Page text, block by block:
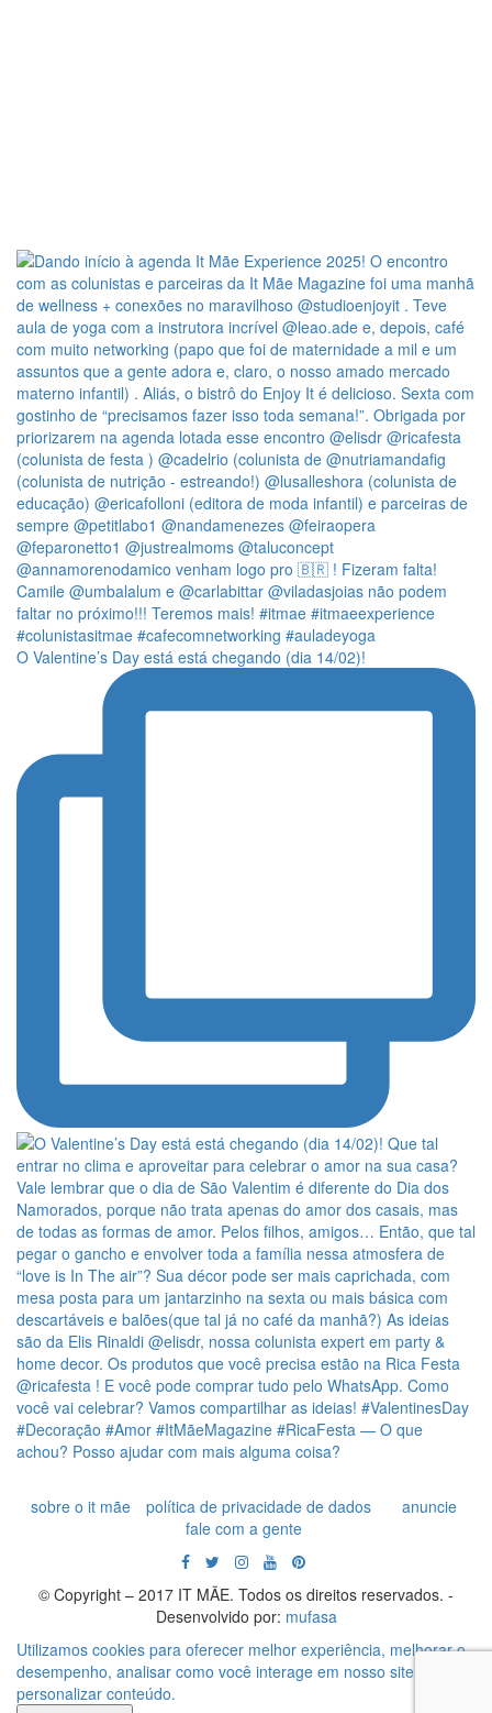
O Valentine’s Day está está chegando (dia 14/02)!
sobre o it mãe política de privacidade de dados
anuncie
fale com a gente
© Copyright – 2017 IT MÃE. Todos os direitos reservados. -
Desenvolvido por: mufasa
Utilizamos cookies para oferecer melhor experiência, melhorar o
desempenho, analisar como você interage em nosso site e
personalizar conteúdo.